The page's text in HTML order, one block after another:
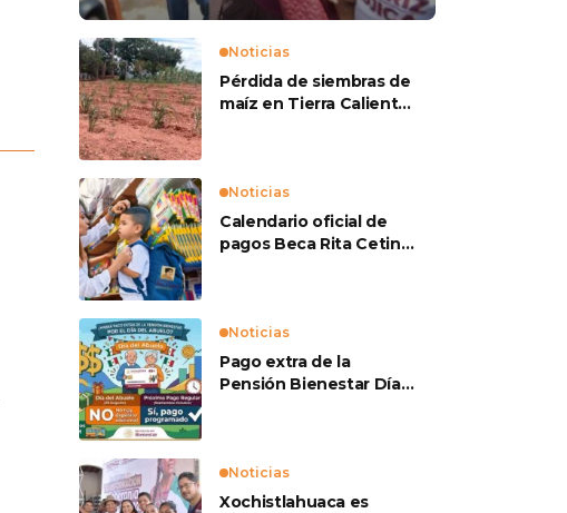
Noticias
Pérdida de siembras de
maíz en Tierra Caliente
Noticias
Calendario oficial de
pagos Beca Rita Cetina
Noticias
Pago extra de la
Pensión Bienestar Día
Noticias
Xochistlahuaca es